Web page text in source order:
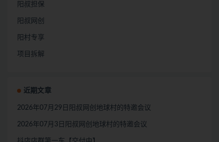
阳叔担保
阳叔网创
阳村专享
项目拆解
近期文章
2026年07月29日阳叔网创地球村的特邀会议
2026年07月3日阳叔网创地球村的特邀会议